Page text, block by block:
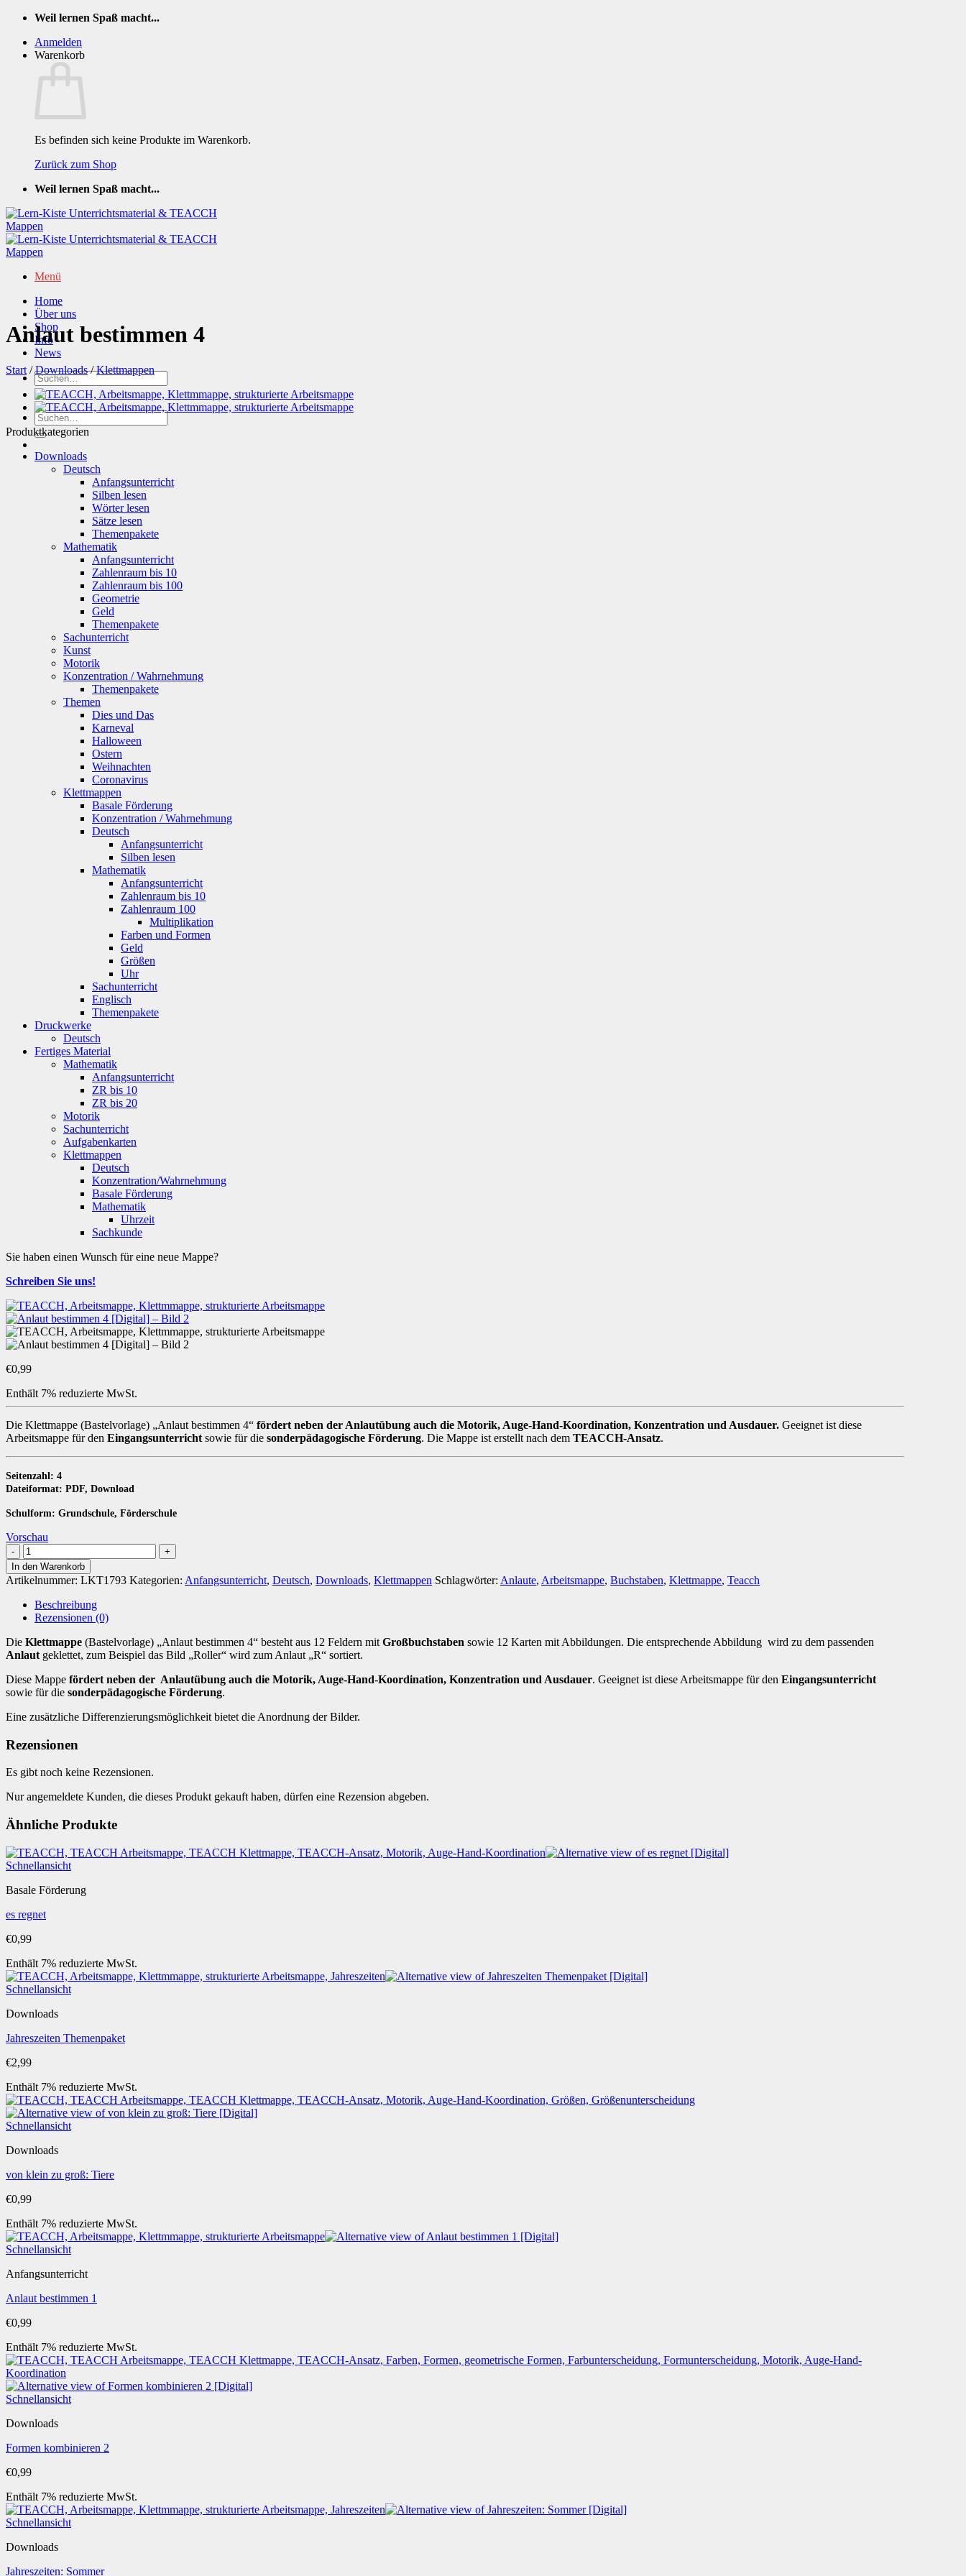
Zum
springen
Weil lernen Spaß macht...
Anmelden
Warenkorb
Es befinden sich keine Produkte im Warenkorb.
Zurück zum Shop
Weil lernen Spaß macht...
Menü
Home
Über uns
Shop
Info
News
Suchen
nach:
Suchen
nach:
Anlaut bestimmen 4
Start / Downloads / Klettmappen
Produktkategorien
Downloads
Deutsch
Anfangsunterricht
Silben lesen
Wörter lesen
Sätze lesen
Themenpakete
Mathematik
Anfangsunterricht
Zahlenraum bis 10
Zahlenraum bis 100
Geometrie
Geld
Themenpakete
Sachunterricht
Kunst
Motorik
Konzentration / Wahrnehmung
Themenpakete
Themen
Dies und Das
Karneval
Halloween
Ostern
Weihnachten
Coronavirus
Klettmappen
Basale Förderung
Konzentration / Wahrnehmung
Deutsch
Anfangsunterricht
Silben lesen
Mathematik
Anfangsunterricht
Zahlenraum bis 10
Zahlenraum 100
Multiplikation
Farben und Formen
Geld
Größen
Uhr
Sachunterricht
Englisch
Themenpakete
Druckwerke
Deutsch
Fertiges Material
Mathematik
Anfangsunterricht
ZR bis 10
ZR bis 20
Motorik
Sachunterricht
Aufgabenkarten
Klettmappen
Deutsch
Konzentration/Wahrnehmung
Basale Förderung
Mathematik
Uhrzeit
Sachkunde
Sie haben einen Wunsch für eine neue Mappe?
Schreiben Sie uns!
€0,99
Enthält 7% reduzierte MwSt.
Die Klettmappe (Bastelvorlage) „Anlaut bestimmen 4“ fördert neben der Anlautübung auch die Motorik, Auge-Hand-Koordination, Konzentration und Ausdauer. Geeignet ist diese
Arbeitsmappe für den Eingangsunterricht sowie für die sonderpädagogische Förderung. Die Mappe ist erstellt nach dem TEACCH-Ansatz.
Seitenzahl: 4
Dateiformat: PDF, Download
Schulform: Grundschule, Förderschule
Vorschau
Anlaut
bestimmen
4
[Digital]
Menge
In den Warenkorb
Artikelnummer: LKT1793 Kategorien: Anfangsunterricht, Deutsch, Downloads, Klettmappen Schlagwörter: Anlaute, Arbeitsmappe, Buchstaben, Klettmappe, Teacch
Beschreibung
Rezensionen (0)
Die Klettmappe (Bastelvorlage) „Anlaut bestimmen 4“ besteht aus 12 Feldern mit Großbuchstaben sowie 12 Karten mit Abbildungen. Die entsprechende Abbildung wird zu dem passenden
Anlaut geklettet, zum Beispiel das Bild „Roller“ wird zum Anlaut „R“ sortiert.
Diese Mappe fördert neben der Anlautübung auch die Motorik, Auge-Hand-Koordination, Konzentration und Ausdauer. Geeignet ist diese Arbeitsmappe für den Eingangsunterricht
sowie für die sonderpädagogische Förderung.
Eine zusätzliche Differenzierungsmöglichkeit bietet die Anordnung der Bilder.
Rezensionen
Es gibt noch keine Rezensionen.
Nur angemeldete Kunden, die dieses Produkt gekauft haben, dürfen eine Rezension abgeben.
Ähnliche Produkte
Schnellansicht
Basale Förderung
es regnet
€0,99
Enthält 7% reduzierte MwSt.
Schnellansicht
Downloads
Jahreszeiten Themenpaket
€2,99
Enthält 7% reduzierte MwSt.
Schnellansicht
Downloads
von klein zu groß: Tiere
€0,99
Enthält 7% reduzierte MwSt.
Schnellansicht
Anfangsunterricht
Anlaut bestimmen 1
€0,99
Enthält 7% reduzierte MwSt.
Schnellansicht
Downloads
Formen kombinieren 2
€0,99
Enthält 7% reduzierte MwSt.
Schnellansicht
Downloads
Jahreszeiten: Sommer